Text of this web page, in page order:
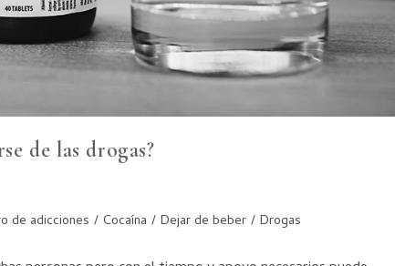
de las drogas?
de adicciones / Cocaína / Dejar de beber / Drogas